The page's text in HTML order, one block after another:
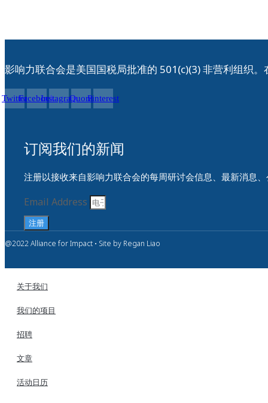
影响力联合会是美国国税局批准的 501(c)(3) 非营利组织
TwitterFacebookInstagramQuoraPinterest
订阅我们的新闻​
注册以接收来自影响力联合会的每周研讨会信息、最新消息
Email Address
注册
@2022 Alliance for Impact • Site by Regan Liao
关于我们
我们的项目
招聘
文章
活动日历